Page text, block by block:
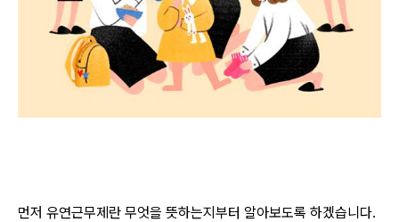
먼저 유연근무제란 무엇을 뜻하는지부터 알아보도록 하겠습니다.